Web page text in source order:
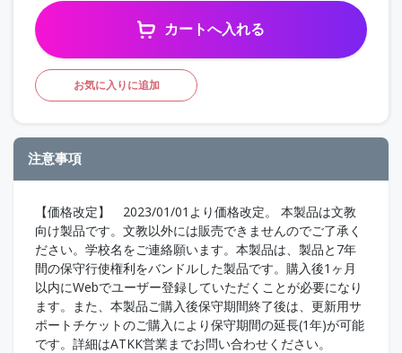
カートへ入れる
お気に入りに追加
注意事項
【価格改定】 2023/01/01より価格改定。 本製品は文教
向け製品です。文教以外には販売できませんのでご了承く
ださい。学校名をご連絡願います。本製品は、製品と7年
間の保守行使権利をバンドルした製品です。購入後1ヶ月
以内にWebでユーザー登録していただくことが必要になり
ます。また、本製品ご購入後保守期間終了後は、更新用サ
ポートチケットのご購入により保守期間の延長(1年)が可能
です。詳細はATKK営業までお問い合わせください。